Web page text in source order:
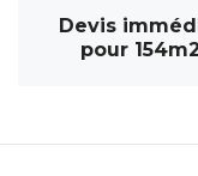
Devis
pour 154m2